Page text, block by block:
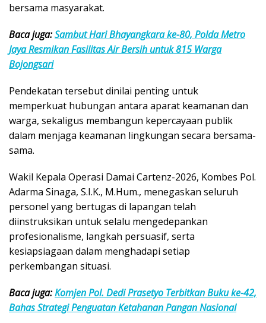
bersama masyarakat.
Baca juga:Sambut Hari Bhayangkara ke-80, Polda Metro
Jaya Resmikan Fasilitas Air Bersih untuk 815 Warga
Bojongsari
Pendekatan tersebut dinilai penting untuk
memperkuat hubungan antara aparat keamanan dan
warga, sekaligus membangun kepercayaan publik
dalam menjaga keamanan lingkungan secara bersama-
sama.
Wakil Kepala Operasi Damai Cartenz-2026, Kombes Pol.
Adarma Sinaga, S.I.K., M.Hum., menegaskan seluruh
personel yang bertugas di lapangan telah
diinstruksikan untuk selalu mengedepankan
profesionalisme, langkah persuasif, serta
kesiapsiagaan dalam menghadapi setiap
perkembangan situasi.
Baca juga:Komjen Pol. Dedi Prasetyo Terbitkan Buku ke-42,
Bahas Strategi Penguatan Ketahanan Pangan Nasional